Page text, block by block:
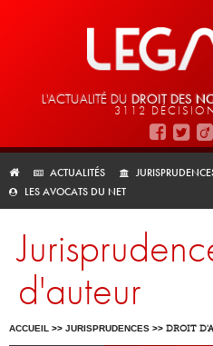
L'ACTUALITÉ DU DROIT DES
3112
ACTUALITÉS
LES AVOCATS DU NET
d'auteur
ACCUEIL >> JURISPRUDENCES >> DROIT